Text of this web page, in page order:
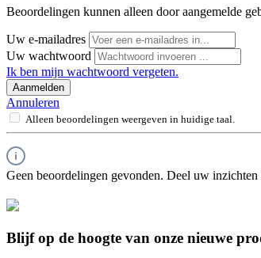
Beoordelingen kunnen alleen door aangemelde
Uw e-mailadres
Uw wachtwoord
Ik ben mijn wachtwoord vergeten.
Aanmelden
Annuleren
Alleen beoordelingen weergeven in huidige taal.
Geen beoordelingen gevonden. Deel uw inzichten
Blijf op de hoogte van onze nieuwe